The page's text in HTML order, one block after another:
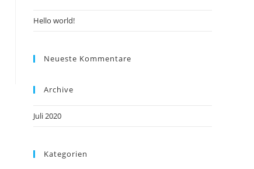
Hello world!
Neueste Kommentare
Archive
Juli 2020
Kategorien